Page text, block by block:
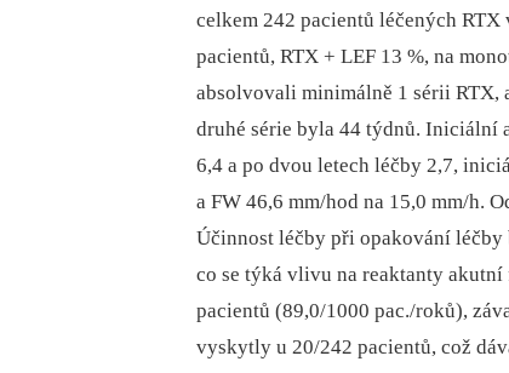
celkem 242 pacientů léčených
pacientů, RTX + LEF 13 %, na
absolvovali minimálně 1 sérii RTX,
druhé série byla 44 týdnů. Iniciální
6,4 a po dvou letech léčby 2,7,
a FW 46,6 mm/hod na 15,0 mm/h.
Účinnost léčby při opakování
co se týká vlivu na reaktanty
pacientů (89,0/1000 pac./roků),
vyskytly u 20/242 pacientů, což